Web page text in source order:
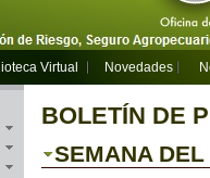
Virtual Novedades
BOLETÍN DE
SEMANA